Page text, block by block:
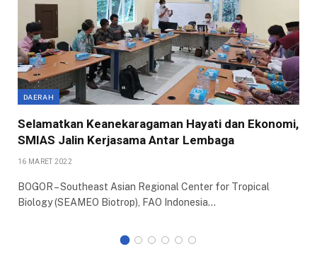
DAERAH
Selamatkan Keanekaragaman Hayati dan Ekonomi,
SMIAS Jalin Kerjasama Antar Lembaga
16 MARET 2022
BOGOR – Southeast Asian Regional Center for Tropical
Biology (SEAMEO Biotrop), FAO Indonesia…